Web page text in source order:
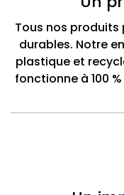
Tous nos
durables. Notre
plastique et
fonctionne à 100